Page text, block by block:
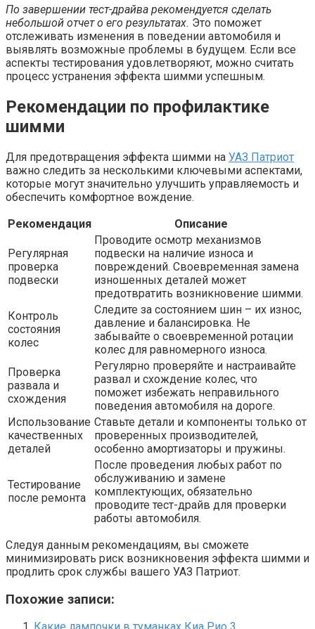
По завершении тест-драйва рекомендуется сделать
небольшой отчет о его результатах. Это поможет
отслеживать изменения в поведении автомобиля и
выявлять возможные проблемы в будущем. Если все
аспекты тестирования удовлетворяют, можно считать
процесс устранения эффекта шимми успешным.
Рекомендации по профилактике
шимми
Для предотвращения эффекта шимми на УАЗ Патриот
важно следить за несколькими ключевыми аспектами,
которые могут значительно улучшить управляемость и
обеспечить комфортное вождение.
Рекомендация
Описание
Регулярная
проверка
подвески
Проводите осмотр механизмов
подвески на наличие износа и
повреждений. Своевременная замена
изношенных деталей может
предотвратить возникновение шимми.
Контроль
состояния
колес
Следите за состоянием шин – их износ,
давление и балансировка. Не
забывайте о своевременной ротации
колес для равномерного износа.
Проверка
развала и
схождения
Регулярно проверяйте и настраивайте
развал и схождение колес, что
поможет избежать неправильного
поведения автомобиля на дороге.
Использование
качественных
деталей
Ставьте детали и компоненты только от
проверенных производителей,
особенно амортизаторы и пружины.
Тестирование
после ремонта
После проведения любых работ по
обслуживанию и замене
комплектующих, обязательно
проводите тест-драйв для проверки
работы автомобиля.
Следуя данным рекомендациям, вы сможете
минимизировать риск возникновения эффекта шимми и
продлить срок службы вашего УАЗ Патриот.
Похожие записи: